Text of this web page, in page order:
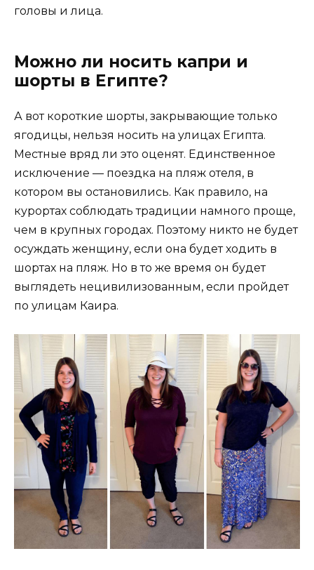
головы и лица.
Можно ли носить капри и
шорты в Египте?
А вот короткие шорты, закрывающие только
ягодицы, нельзя носить на улицах Египта.
Местные вряд ли это оценят. Единственное
исключение — поездка на пляж отеля, в
котором вы остановились. Как правило, на
курортах соблюдать традиции намного проще,
чем в крупных городах. Поэтому никто не будет
осуждать женщину, если она будет ходить в
шортах на пляж. Но в то же время он будет
выглядеть нецивилизованным, если пройдет
по улицам Каира.